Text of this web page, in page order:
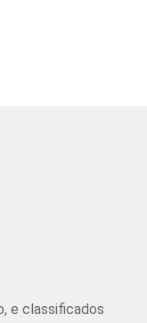
e classificados